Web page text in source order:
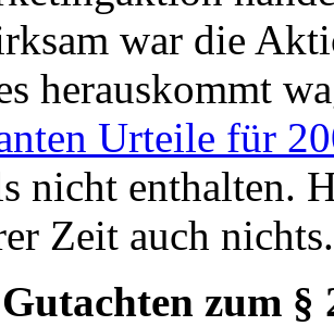
war die
herauskommt
Urteile für
nicht enthalten.
Zeit auch nichts.
zum §